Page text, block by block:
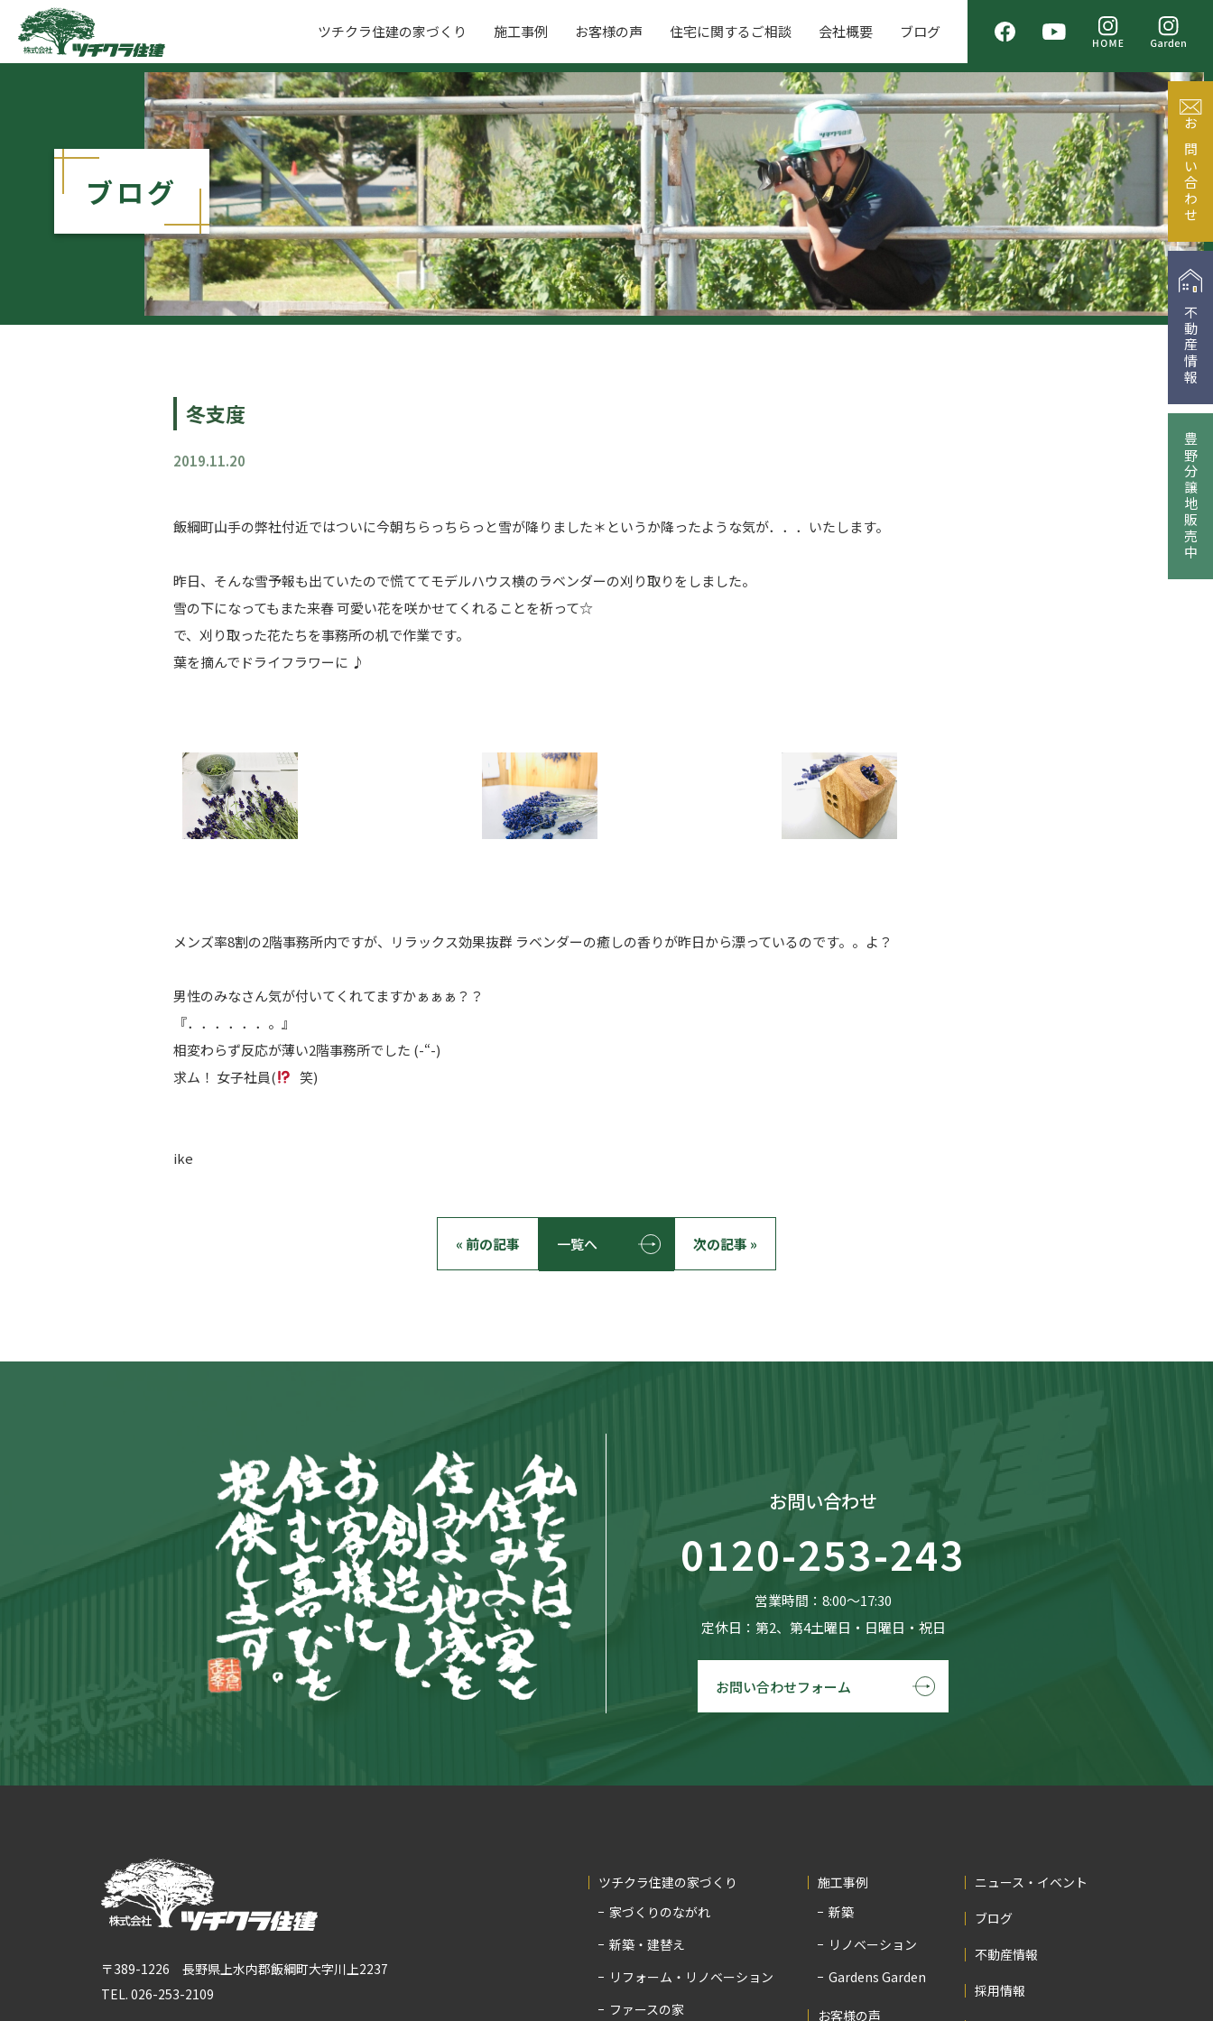
ツチクラ住建の家づくり 施工事例 お客様の声 住宅に関するご相談 会社概要 ブログ
ブログ
冬支度
2019.11.20
飯綱町山手の弊社付近ではついに今朝ちらっちらっと雪が降りました＊というか降ったような気が．．．いたします。
昨日、そんな雪予報も出ていたので慌ててモデルハウス横のラベンダーの刈り取りをしました。
雪の下になってもまた来春 可愛い花を咲かせてくれることを祈って☆
で、刈り取った花たちを事務所の机で作業です。
葉を摘んでドライフラワーに ♪
メンズ率8割の2階事務所内ですが、リラックス効果抜群 ラベンダーの癒しの香りが昨日から漂っているのです。。よ？
男性のみなさん気が付いてくれてますかぁぁぁ？？
『．．．．．．。』
相変わらず反応が薄い2階事務所でした (-“-)
求ム！ 女子社員(
笑)
ike
« 前の記事 一覧へ 次の記事 »
お問い合わせ
不動産情報
豊野分譲地販売中
お問い合わせ
0120-253-243
営業時間：8:00〜17:30
定休日：第2、第4土曜日・日曜日・祝日
お問い合わせフォーム
〒389-1226 長野県上水内郡飯綱町大字川上2237
TEL. 026-253-2109
ツチクラ住建の家づくり
家づくりのながれ
新築・建替え
リフォーム・リノベーション
ファースの家
施工事例
新築
リノベーション
Gardens Garden
お客様の声
ニュース・イベント
ブログ
不動産情報
採用情報